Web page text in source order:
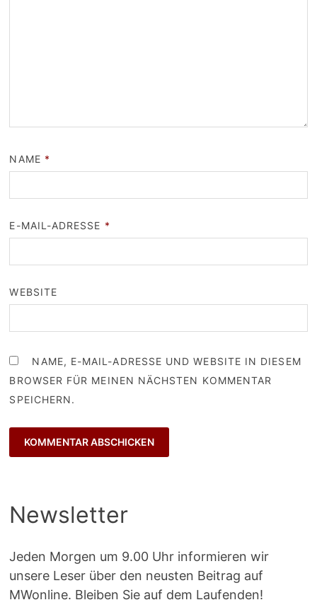
NAME *
E-MAIL-ADRESSE *
WEBSITE
NAME, E-MAIL-ADRESSE UND WEBSITE IN DIESEM
BROWSER FÜR MEINEN NÄCHSTEN KOMMENTAR
SPEICHERN.
Newsletter
Jeden Morgen um 9.00 Uhr informieren wir
unsere Leser über den neusten Beitrag auf
MWonline. Bleiben Sie auf dem Laufenden!